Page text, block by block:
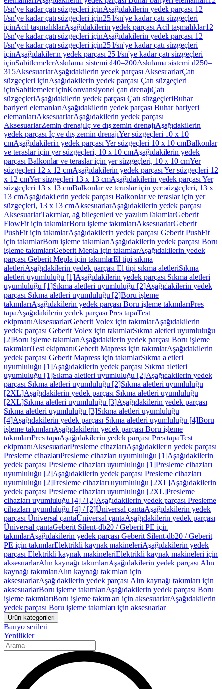
l/sn'ye kadar çatı süzgeçleri içinAşağıdakilerin yedek parçası 12
l/sn'ye kadar çatı süzgeçleri için25 l/sn'ye kadar çatı süzgeçleri
içinAcil taşmalıklarAşağıdakilerin yedek parçası Acil taşmalıklar12
l/sn'ye kadar çatı süzgeçleri içinAşağıdakilerin yedek parçası 12
l/sn'ye kadar çatı süzgeçleri için25 l/sn'ye kadar çatı süzgeçleri
içinAşağıdakilerin yedek parçası 25 l/sn'ye kadar çatı süzgeçleri
içinSabitlemelerAskılama sistemi d40–200Askılama sistemi d250–
315AksesuarlarAşağıdakilerin yedek parçası AksesuarlarÇatı
süzgeçleri içinAşağıdakilerin yedek parçası Çatı süzgeçleri
içinSabitlemeler içinKonvansiyonel çatı drenajıÇatı
süzgeçleriAşağıdakilerin yedek parçası Çatı süzgeçleriBuhar
bariyeri elemanlarıAşağıdakilerin yedek parçası Buhar bariyeri
elemanlarıAksesuarlarAşağıdakilerin yedek parçası
AksesuarlarZemin drenajıİç ve dış zemin drenajıAşağıdakilerin
yedek parçası İç ve dış zemin drenajıYer süzgeçleri 10 x 10
cmAşağıdakilerin yedek parçası Yer süzgeçleri 10 x 10 cmBalkonlar
ve teraslar için yer süzgeçleri, 10 x 10 cmAşağıdakilerin yedek
parçası Balkonlar ve teraslar için yer süzgeçleri, 10 x 10 cmYer
süzgeçleri 12 x 12 cmAşağıdakilerin yedek parçası Yer süzgeçleri 12
x 12 cmYer süzgeçleri 13 x 13 cmAşağıdakilerin yedek parçası Yer
süzgeçleri 13 x 13 cmBalkonlar ve teraslar için yer süzgeçleri, 13 x
13 cmAşağıdakilerin yedek parçası Balkonlar ve teraslar için yer
süzgeçleri, 13 x 13 cmAksesuarlarAşağıdakilerin yedek parçası
AksesuarlarTakımlar, ağ bileşenleri ve yazılımTakımlarGeberit
FlowFit için takımlarBoru işleme takımlarıAksesuarlarGeberit
PushFit için takımlarAşağıdakilerin yedek parçası Geberit PushFit
için takımlarBoru işleme takımlarıAşağıdakilerin yedek parçası Boru
işleme takımlarıGeberit Mepla için takımlarAşağıdakilerin yedek
parçası Geberit Mepla için takımlarEl tipi sıkma
aletleriAşağıdakilerin yedek parçası El tipi sıkma aletleriSıkma
aletleri uyumluluğu [1]Aşağıdakilerin yedek parçası Sıkma aletleri
uyumluluğu [1]Sıkma aletleri uyumluluğu [2]Aşağıdakilerin yedek
parçası Sıkma aletleri uyumluluğu [2]Boru işleme
takımlarıAşağıdakilerin yedek parçası Boru işleme takımlarıPres
tapaAşağıdakilerin yedek parçası Pres tapaTest
ekipmanıAksesuarlarGeberit Volex için takımlarAşağıdakilerin
yedek parçası Geberit Volex için takımlarSıkma aletleri uyumluluğu
[2]Boru işleme takımlarıAşağıdakilerin yedek parçası Boru işleme
takımlarıTest ekipmanıGeberit Mapress için takımlarAşağıdakilerin
yedek parçası Geberit Mapress için takımlarSıkma aletleri
uyumluluğu [1]Aşağıdakilerin yedek parçası Sıkma aletleri
uyumluluğu [1]Sıkma aletleri uyumluluğu [2]Aşağıdakilerin yedek
parçası Sıkma aletleri uyumluluğu [2]Sıkma aletleri uyumluluğu
[2XL]Aşağıdakilerin yedek parçası Sıkma aletleri uyumluluğu
[2XL]Sıkma aletleri uyumluluğu [3]Aşağıdakilerin yedek parçası
Sıkma aletleri uyumluluğu [3]Sıkma aletleri uyumluluğu
[4]Aşağıdakilerin yedek parçası Sıkma aletleri uyumluluğu [4]Boru
işleme takımlarıAşağıdakilerin yedek parçası Boru işleme
takımlarıPres tapaAşağıdakilerin yedek parçası Pres tapaTest
ekipmanıAksesuarlarPresleme cihazlarıAşağıdakilerin yedek parçası
Presleme cihazlarıPresleme cihazları uyumluluğu [1]Aşağıdakilerin
yedek parçası Presleme cihazları uyumluluğu [1]Presleme cihazları
uyumluluğu [2]Aşağıdakilerin yedek parçası Presleme cihazları
uyumluluğu [2]Presleme cihazları uyumluluğu [2XL]Aşağıdakilerin
yedek parçası Presleme cihazları uyumluluğu [2XL]Presleme
cihazları uyumluluğu [4] / [2]Aşağıdakilerin yedek parçası Presleme
cihazları uyumluluğu [4] / [2]Üniversal çantaAşağıdakilerin yedek
parçası Üniversal çantaÜniversal çantaAşağıdakilerin yedek parçası
Üniversal çantaGeberit Silent-db20 / Geberit PE için
takımlarAşağıdakilerin yedek parçası Geberit Silent-db20 / Geberit
PE için takımlarElektrikli kaynak makineleriAşağıdakilerin yedek
parçası Elektrikli kaynak makineleriElektrikli kaynak makineleri için
aksesuarlarAlın kaynağı takımlarıAşağıdakilerin yedek parçası Alın
kaynağı takımlarıAlın kaynağı takımları için
aksesuarlarAşağıdakilerin yedek parçası Alın kaynağı takımları için
aksesuarlarBoru işleme takımlarıAşağıdakilerin yedek parçası Boru
işleme takımlarıBoru işleme takımları için aksesuarlarAşağıdakilerin
yedek parçası Boru işleme takımları için aksesuarlar
Ürün kategorileri
Banyo serileri
Yenilikler